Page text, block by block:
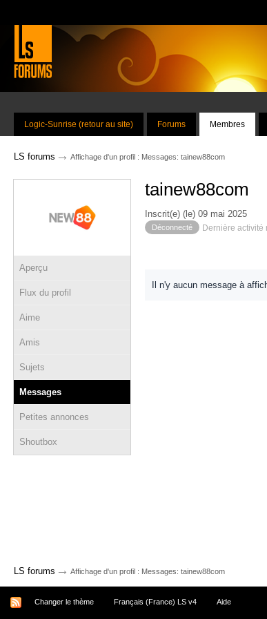
Logic-Sunrise (retour au site) Forums Membres
LS forums → Affichage d'un profil : Messages: tainew88com
Aperçu
Flux du profil
Aime
Amis
Sujets
Messages
Petites annonces
Shoutbox
tainew88com
Inscrit(e) (le) 09 mai 2025
Déconnecté Dernière activité
Il n'y aucun message à
LS forums → Affichage d'un profil : Messages: tainew88com
Changer le thème Français (France) LS v4 Aide